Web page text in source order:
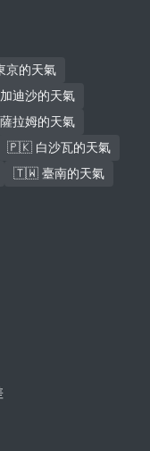
的天氣
迪沙的天氣
拉姆的天氣
🇵🇰 白沙瓦的天氣
🇹🇼 臺南的天氣